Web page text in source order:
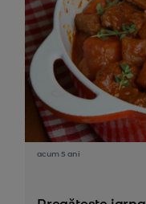
acum 5 ani